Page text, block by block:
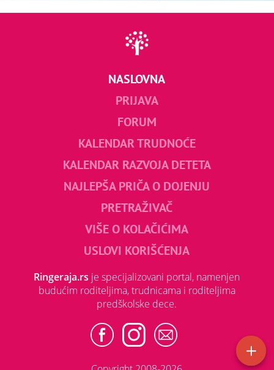
NASLOVNA
PRIJAVA
FORUM
KALENDAR TRUDNOĆE
KALENDAR RAZVOJA DETETA
NAJLEPŠA PRIČA O DOJENJU
PRETRAŽIVAČ
VIŠE O KOLAČIĆIMA
USLOVI KORIŠĆENJA
Ringeraja.rs je specijalizovani portal, namenjen
budućim roditeljima, trudnicama i roditeljima
predškolske dece.